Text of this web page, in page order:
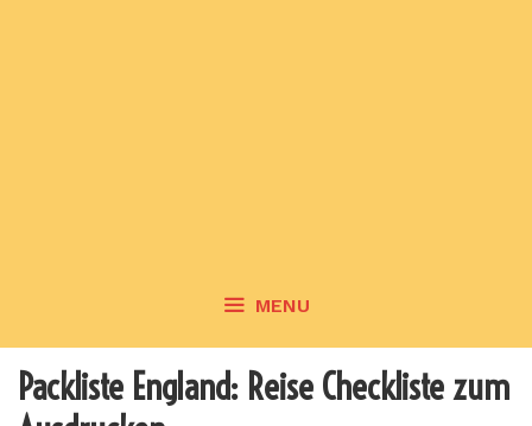
MENU
Packliste England: Reise Checkliste zum